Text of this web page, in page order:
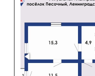
ООО «АЛЕКСАНДР-
организацией.
носит
точного расчета
об условиях
(Санкт-Петербург ул.